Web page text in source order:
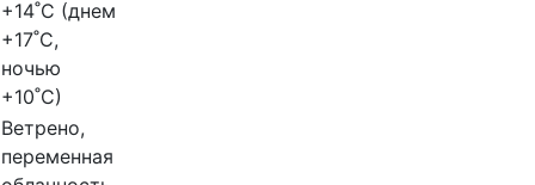
+14˚C (днем
+17˚C,
ночью
+10˚C)
Ветрено,
переменная